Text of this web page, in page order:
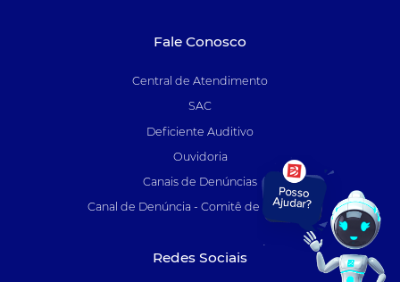
Fale Conosco
Central de Atendimento
SAC
Deficiente Auditivo
Ouvidoria
Canais de Denúncias
Canal de Denúncia - Comitê de Auditoria
Redes Sociais